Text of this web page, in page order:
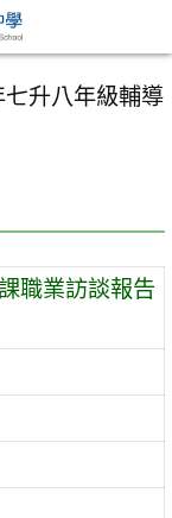
升八年級輔導
職業訪談報告